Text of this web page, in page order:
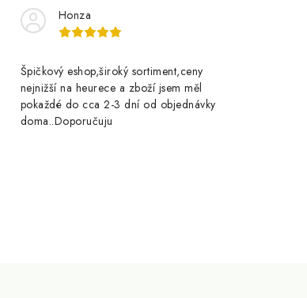
Honza
Špičkový eshop,široký sortiment,ceny
nejnižší na heurece a zboží jsem měl
pokaždé do cca 2-3 dní od objednávky
doma..Doporučuju